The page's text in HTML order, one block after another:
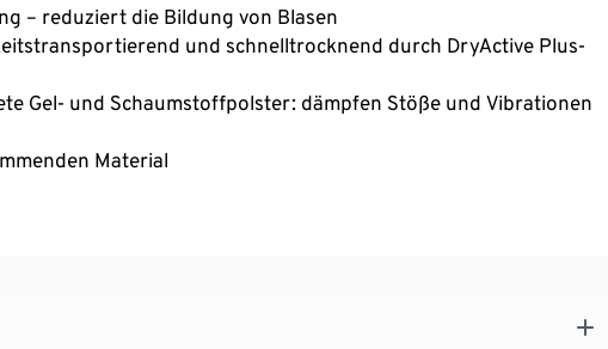
– reduziert die Bildung von Blasen
und schnelltrocknend durch DryActive Plus-
Gel- und Schaumstoffpolster: dämpfen Stöße und Vibrationen
Material
perfekter Sitz, hoher Tragekomfort